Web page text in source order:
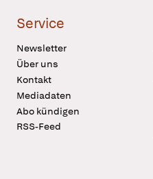
Service
Newsletter
Über uns
Kontakt
Mediadaten
Abo kündigen
RSS-Feed